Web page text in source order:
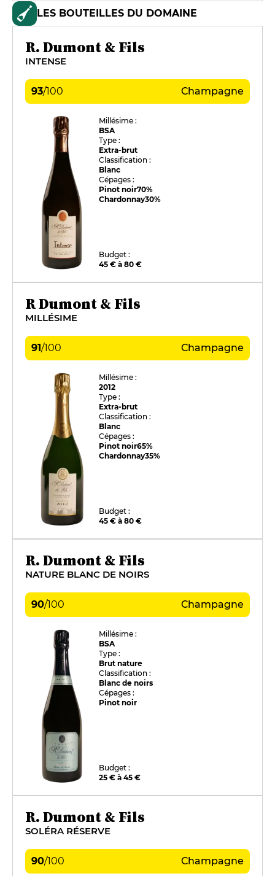
LES BOUTEILLES DU DOMAINE
R. Dumont & Fils
INTENSE
93/100 Champagne
Millésime :
BSA
Type :
Extra-brut
Classification :
Blanc
Cépages :
Pinot noir70%
Chardonnay30%
Budget :
45 € à 80 €
R Dumont & Fils
MILLÉSIME
91/100 Champagne
Millésime :
2012
Type :
Extra-brut
Classification :
Blanc
Cépages :
Pinot noir65%
Chardonnay35%
Budget :
45 € à 80 €
R. Dumont & Fils
NATURE BLANC DE NOIRS
90/100 Champagne
Millésime :
BSA
Type :
Brut nature
Classification :
Blanc de noirs
Cépages :
Pinot noir
Budget :
25 € à 45 €
R. Dumont & Fils
SOLÉRA RÉSERVE
90/100 Champagne